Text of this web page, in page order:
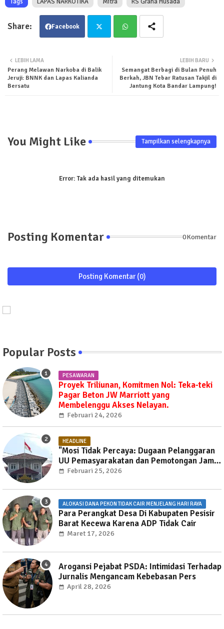
Facebook
ter tsa
LEBIH BARU
Semangat Berbagi di Bulan Penuh
Berkah, JBN Tebar Ratusan Takjil di
Jantung Kota Bandar Lampung!
LEBIH LAMA
Perang Melawan Narkoba di Balik
Jeruji: BNNK dan Lapas Kalianda
Bersatu
You Might Like Tampilkan selengkapnya
Error:Tak ada hasil yang ditemukan
Posting Komentar 0Komentar
Posting Komentar (0)
Popular Posts
PESAWARAN
Proyek Triliunan, Komitmen Nol: Teka-teki
Pagar Beton JW Marriott yang
Membelenggu Akses Nelayan.
Februari 24, 2026
HEADLINE
"Mosi Tidak Percaya: Dugaan Pelanggaran
UU Pemasyarakatan dan Pemotongan Jam
Layanan Publik di Rutan Way Huwi."
Februari 25, 2026
ALOKASI DANA PEKON TIDAK CAIR MENJELANG HARI RAYA
Para Perangkat Desa Di Kabupaten Pesisir
Barat Kecewa Karena ADP Tidak Cair
Maret 17, 2026
Arogansi Pejabat PSDA: Intimidasi Terhadap
Jurnalis Mengancam Kebebasan Pers
April 28, 2026